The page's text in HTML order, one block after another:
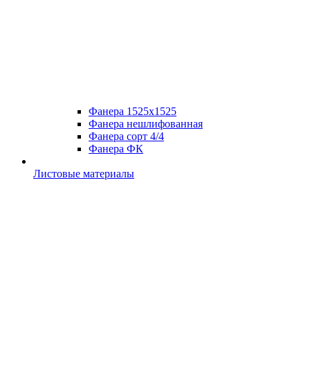
Фанера 1525х1525
Фанера нешлифованная
Фанера сорт 4/4
Фанера ФК
Листовые материалы